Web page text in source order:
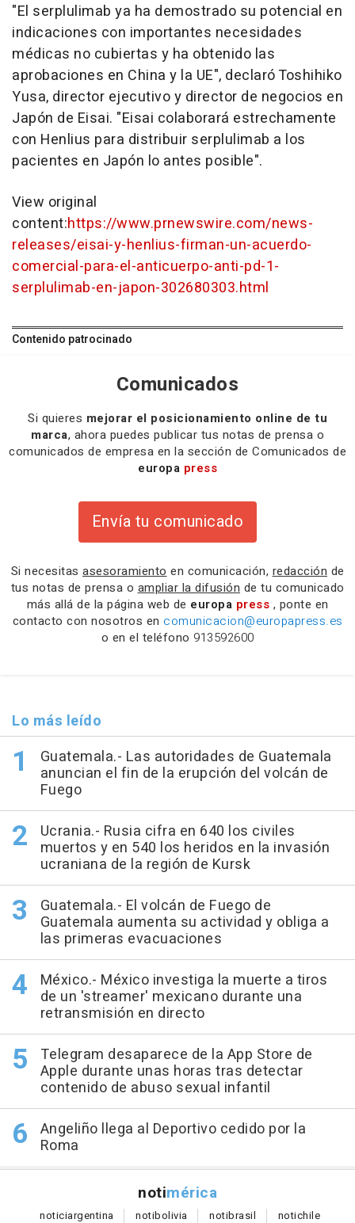
"El serplulimab ya ha demostrado su potencial en
indicaciones con importantes necesidades
médicas no cubiertas y ha obtenido las
aprobaciones en China y la UE", declaró Toshihiko
Yusa, director ejecutivo y director de negocios en
Japón de Eisai. "Eisai colaborará estrechamente
con Henlius para distribuir serplulimab a los
pacientes en Japón lo antes posible".
View original
content:https://www.prnewswire.com/news-
releases/eisai-y-henlius-firman-un-acuerdo-
comercial-para-el-anticuerpo-anti-pd-1-
serplulimab-en-japon-302680303.html
Contenido patrocinado
Comunicados
Si quieres mejorar el posicionamiento online de tu
marca, ahora puedes publicar tus notas de prensa o
comunicados de empresa en la sección de Comunicados de
europa press
Envía tu comunicado
Si necesitas asesoramiento en comunicación, redacción de
tus notas de prensa o ampliar la difusión de tu comunicado
más allá de la página web de europa press , ponte en
contacto con nosotros en comunicacion@europapress.es
o en el teléfono 913592600
Lo más leído
Guatemala.- Las autoridades de Guatemala
anuncian el fin de la erupción del volcán de
Fuego
Ucrania.- Rusia cifra en 640 los civiles
muertos y en 540 los heridos en la invasión
ucraniana de la región de Kursk
Guatemala.- El volcán de Fuego de
Guatemala aumenta su actividad y obliga a
las primeras evacuaciones
México.- México investiga la muerte a tiros
de un 'streamer' mexicano durante una
retransmisión en directo
Telegram desaparece de la App Store de
Apple durante unas horas tras detectar
contenido de abuso sexual infantil
Angeliño llega al Deportivo cedido por la
Roma
notimérica
noticiargentina notibolivia notibrasil notichile